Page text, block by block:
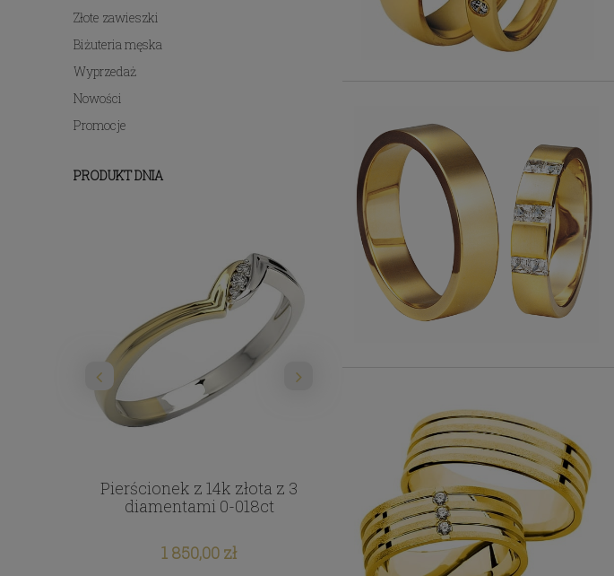
Złote zawieszki
Biżuteria męska
Wyprzedaż
Nowości
Promocje
PRODUKT DNIA
Pierścionek z 14k złota z 3
diamentami 0-018ct
1 850,00 zł
Obrączki z tytanu z cyrkoniami
Swarovski
2 071,92 zł